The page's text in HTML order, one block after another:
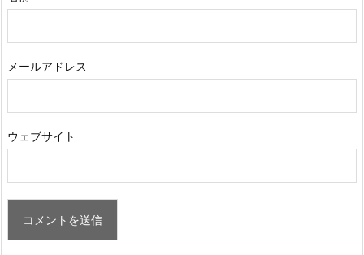
メールアドレス
ウェブサイト